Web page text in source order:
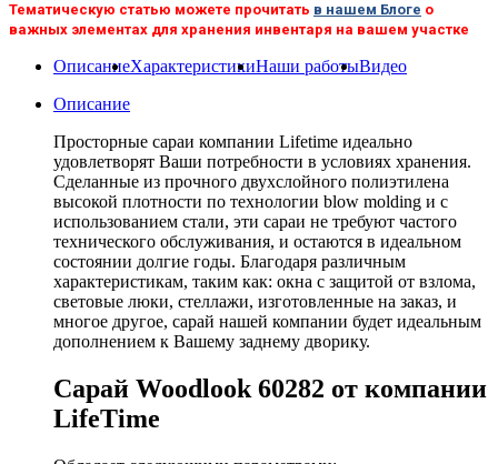
Тематическую статью можете прочитать в нашем Блоге о
важных элементах для хранения инвентаря на вашем участке
ОписаниеХарактеристикиНаши работыВидео
Описание
Просторные сараи компании Lifetime идеально
удовлетворят Ваши потребности в условиях хранения.
Сделанные из прочного двухслойного полиэтилена
высокой плотности по технологии blow molding и с
использованием стали, эти сараи не требуют частого
технического обслуживания, и остаются в идеальном
состоянии долгие годы. Благодаря различным
характеристикам, таким как: окна с защитой от взлома,
световые люки, стеллажи, изготовленные на заказ, и
многое другое, сарай нашей компании будет идеальным
дополнением к Вашему заднему дворику.
Сарай Woodlook 60282 от компании
LifeTime